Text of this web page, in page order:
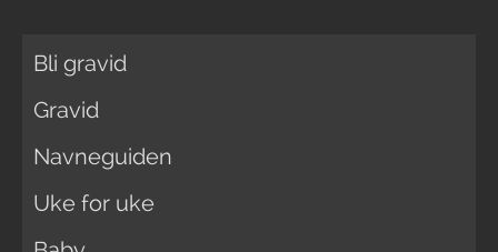
Bli gravid
Gravid
Navneguiden
Uke for uke